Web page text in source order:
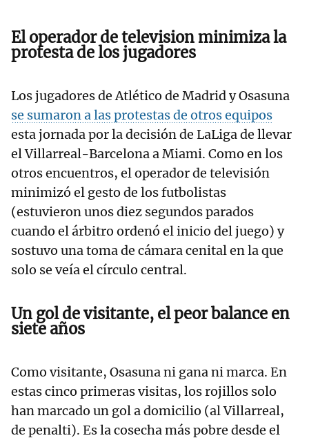
El operador de television minimiza la
protesta de los jugadores
Los jugadores de Atlético de Madrid y Osasuna
se sumaron a las protestas de otros equipos
esta jornada por la decisión de LaLiga de llevar
el Villarreal-Barcelona a Miami. Como en los
otros encuentros, el operador de televisión
minimizó el gesto de los futbolistas
(estuvieron unos diez segundos parados
cuando el árbitro ordenó el inicio del juego) y
sostuvo una toma de cámara cenital en la que
solo se veía el círculo central.
Un gol de visitante, el peor balance en
siete años
Como visitante, Osasuna ni gana ni marca. En
estas cinco primeras visitas, los rojillos solo
han marcado un gol a domicilio (al Villarreal,
de penalti). Es la cosecha más pobre desde el